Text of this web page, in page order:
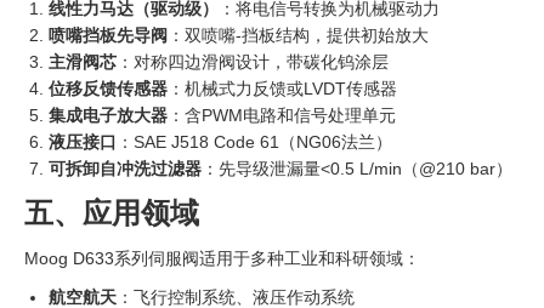
线性力马达（驱动级）
‍：将电信号转换为机械驱动力
喷嘴挡板先导阀 ：双喷嘴-挡板结构，提供初始放大
主滑阀芯 ：对称四边滑阀设计，带碳化钨涂层
位移反馈传感器 ：机械式力反馈或LVDT传感器
集成电子放大器 ：含PWM电路和信号处理单元
液压接口 ：SAE J518 Code 61（NG06法兰）
可拆卸自冲洗过滤器 ：先导级泄漏量<0.5 L/min（@210 bar）
五、应用领域
Moog D633系列伺服阀适用于多种工业和科研领域：
航空航天 ：飞行控制系统、液压作动系统